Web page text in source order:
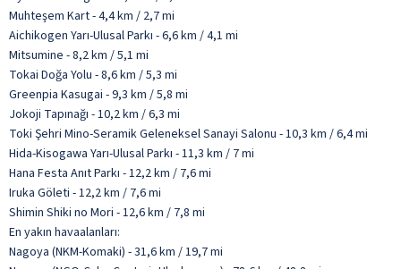
Muhteşem Kart - 4,4 km / 2,7 mi
Aichikogen Yarı-Ulusal Parkı - 6,6 km / 4,1 mi
Mitsumine - 8,2 km / 5,1 mi
Tokai Doğa Yolu - 8,6 km / 5,3 mi
Greenpia Kasugai - 9,3 km / 5,8 mi
Jokoji Tapınağı - 10,2 km / 6,3 mi
Toki Şehri Mino-Seramik Geleneksel Sanayi Salonu - 10,3 km / 6,4 mi
Hida-Kisogawa Yarı-Ulusal Parkı - 11,3 km / 7 mi
Hana Festa Anıt Parkı - 12,2 km / 7,6 mi
Iruka Göleti - 12,2 km / 7,6 mi
Shimin Shiki no Mori - 12,6 km / 7,8 mi
En yakın havaalanları:
Nagoya (NKM-Komaki) - 31,6 km / 19,7 mi